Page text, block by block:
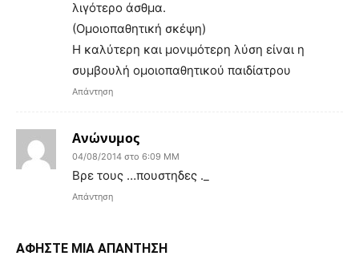
λιγότερο άσθμα.
(Ομοιοπαθητική σκέψη)
Η καλύτερη και μονιμότερη λύση είναι η
συμβουλή ομοιοπαθητικού παιδίατρου
Απάντηση
Ανώνυμος
04/08/2014 στο 6:09 ΜΜ
Βρε τους …πουστηδες ._
Απάντηση
ΑΦΗΣΤΕ ΜΙΑ ΑΠΑΝΤΗΣΗ